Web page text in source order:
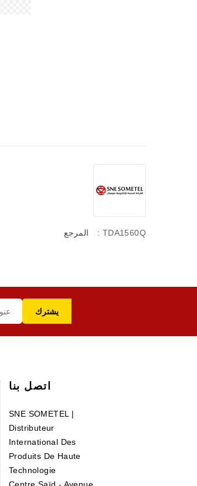
المرجع : TDA1560Q
اتصل بنا
SNE SOMETEL |
Distributeur
International Des
Produits De Haute
Technologie